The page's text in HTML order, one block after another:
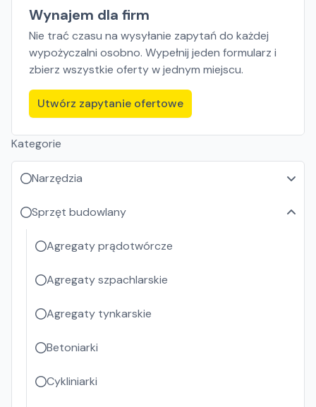
Wynajem dla firm
Nie trać czasu na wysyłanie zapytań do każdej
wypożyczalni osobno. Wypełnij jeden formularz i
zbierz wszystkie oferty w jednym miejscu.
Utwórz zapytanie ofertowe
Kategorie
Narzędzia
Sprzęt budowlany
Agregaty prądotwórcze
Agregaty szpachlarskie
Agregaty tynkarskie
Betoniarki
Cykliniarki